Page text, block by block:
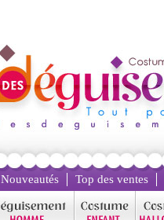
Nouveautés Top des ventes